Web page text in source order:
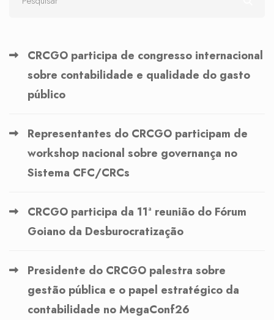
CRCGO participa de congresso internacional
sobre contabilidade e qualidade do gasto
público
Representantes do CRCGO participam de
workshop nacional sobre governança no
Sistema CFC/CRCs
CRCGO participa da 11ª reunião do Fórum
Goiano da Desburocratização
Presidente do CRCGO palestra sobre
gestão pública e o papel estratégico da
contabilidade no MegaConf26